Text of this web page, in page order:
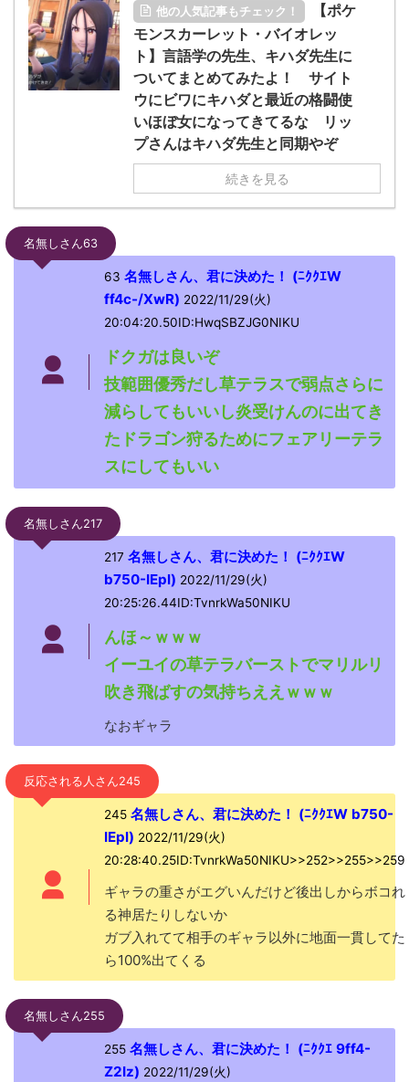
他の人気記事もチェック！
【ポケ
モンスカーレット・バイオレッ
ト】言語学の先生、キハダ先生に
ついてまとめてみたよ！ サイト
ウにビワにキハダと最近の格闘使
いほぼ女になってきてるな リッ
プさんはキハダ先生と同期やぞ
続きを見る
名無しさん63
63 名無しさん、君に決めた！ (ﾆｸｸｴW
ff4c-/XwR) 2022/11/29(火)
20:04:20.50ID:HwqSBZJG0NIKU
ドクガは良いぞ
技範囲優秀だし草テラスで弱点さらに
減らしてもいいし炎受けんのに出てき
たドラゴン狩るためにフェアリーテラ
スにしてもいい
名無しさん217
217 名無しさん、君に決めた！ (ﾆｸｸｴW
b750-IEpl) 2022/11/29(火)
20:25:26.44ID:TvnrkWa50NIKU
んほ～ｗｗｗ
イーユイの草テラバーストでマリルリ
吹き飛ばすの気持ちええｗｗｗ
なおギャラ
反応される人さん245
245名無しさん、君に決めた！ (ﾆｸｸｴW b750-
IEpl) 2022/11/29(火)
20:28:40.25ID:TvnrkWa50NIKU>>252>>255>>259
ギャラの重さがエグいんだけど後出しからボコれ
る神居たりしないか
ガブ入れてて相手のギャラ以外に地面一貫してた
ら100%出てくる
名無しさん255
255名無しさん、君に決めた！ (ﾆｸｸｴ 9ff4-
Z2Iz) 2022/11/29(火)